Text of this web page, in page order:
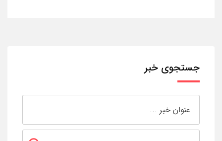
جستجوی خبر